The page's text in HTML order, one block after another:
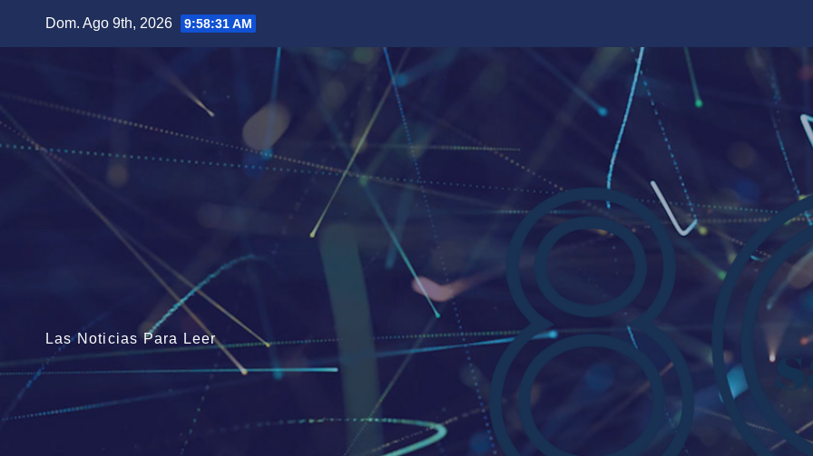
Dom. Ago 9th, 2026 9:58:33 AM
Las Noticias Para Leer